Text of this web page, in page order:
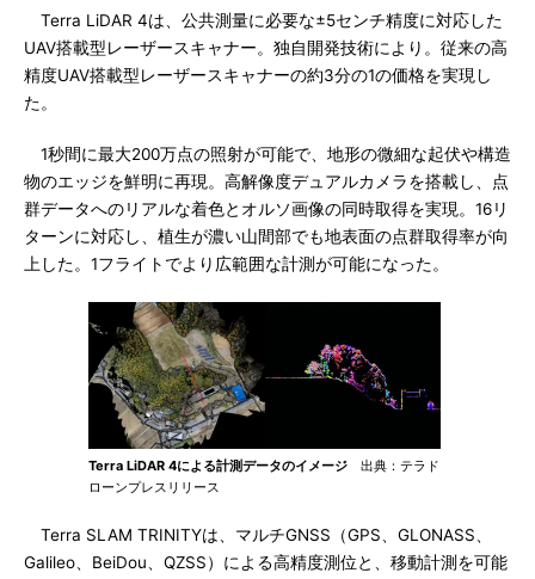
Terra LiDAR 4は、公共測量に必要な±5センチ精度に対応した
UAV搭載型レーザースキャナー。独自開発技術により。従来の高
精度UAV搭載型レーザースキャナーの約3分の1の価格を実現し
た。
1秒間に最大200万点の照射が可能で、地形の微細な起伏や構造
物のエッジを鮮明に再現。高解像度デュアルカメラを搭載し、点
群データへのリアルな着色とオルソ画像の同時取得を実現。16リ
ターンに対応し、植生が濃い山間部でも地表面の点群取得率が向
上した。1フライトでより広範囲な計測が可能になった。
Terra LiDAR 4による計測データのイメージ 出典：テラド
ローンプレスリリース
Terra SLAM TRINITYは、マルチGNSS（GPS、GLONASS、
Galileo、BeiDou、QZSS）による高精度測位と、移動計測を可能